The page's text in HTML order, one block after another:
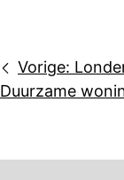
Bericht
navigatie
Vorige:
Duurzame